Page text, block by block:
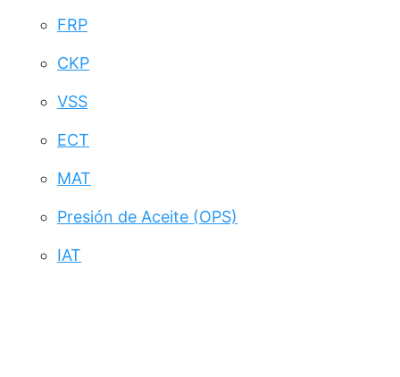
FRP
CKP
VSS
ECT
MAT
Presión de Aceite (OPS)
IAT